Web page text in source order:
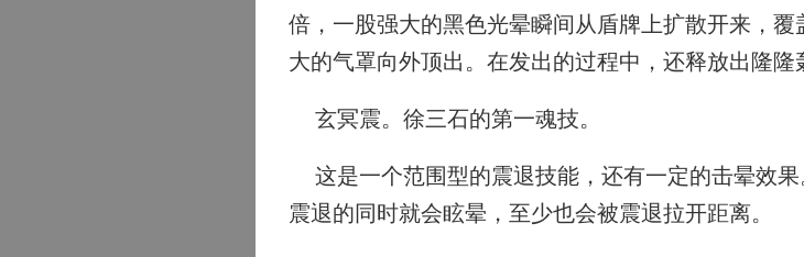
倍，一股强大的黑色光晕瞬间从盾牌上扩散开来，
大的气罩向外顶出。在发出的过程中，还释放出隆隆
玄冥震。徐三石的第一魂技。
这是一个范围型的震退技能，还有一定的击晕效
震退的同时就会眩晕，至少也会被震退拉开距离。